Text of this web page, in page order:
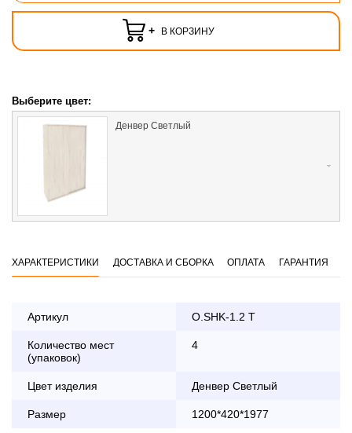
+ В КОРЗИНУ
Выберите цвет:
Денвер Светлый
ХАРАКТЕРИСТИКИ ДОСТАВКА И СБОРКА ОПЛАТА ГАРАНТИЯ
Артикул O.SHK-1.2 T
Количество мест
(упаковок)
4
Цвет изделия Денвер Светлый
Размер 1200*420*1977
дни с 8:30 до 18:00
заказа банковской картой